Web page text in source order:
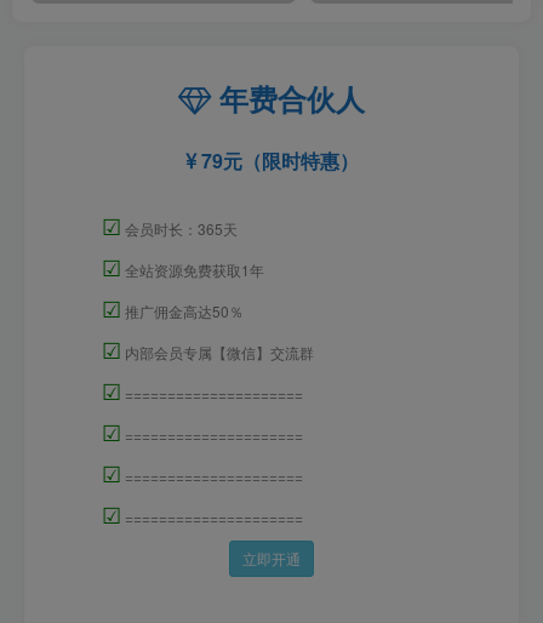
年费合伙人
79元（限时特惠）
☑ 会员时长：365天
☑ 全站资源免费获取1年
☑ 推广佣金高达50％
☑ 内部会员专属【微信】交流群
☑ =====================
☑ =====================
☑ =====================
☑ =====================
立即开通